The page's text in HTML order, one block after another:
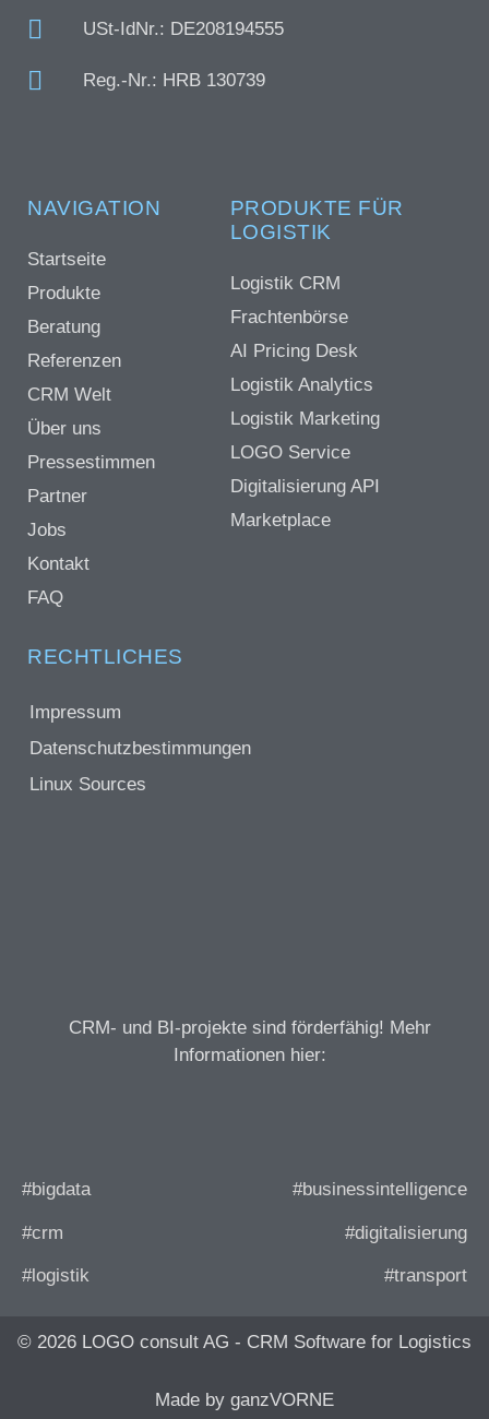
USt-IdNr.: DE208194555
Reg.-Nr.: HRB 130739
NAVIGATION
Startseite
Produkte
Beratung
Referenzen
CRM Welt
Über uns
Pressestimmen
Partner
Jobs
Kontakt
FAQ
PRODUKTE FÜR
LOGISTIK
Logistik CRM
Frachtenbörse
AI Pricing Desk
Logistik Analytics
Logistik Marketing
LOGO Service
Digitalisierung API
Marketplace
RECHTLICHES
Impressum
Datenschutzbestimmungen
Linux Sources
CRM- und BI-projekte sind förderfähig! Mehr
Informationen hier:
#bigdata #businessintelligence
#crm #digitalisierung
#logistik #transport
© 2026 LOGO consult AG - CRM Software for Logistics
Made by ganzVORNE